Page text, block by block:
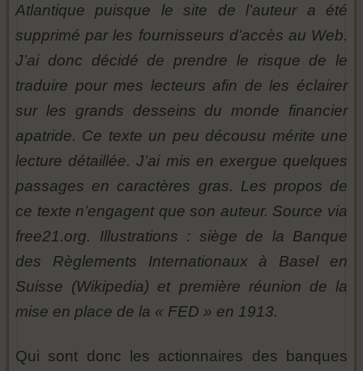
Atlantique puisque le site de l’auteur a été
supprimé par les fournisseurs d’accès au Web.
J’ai donc décidé de prendre le risque de le
traduire pour mes lecteurs afin de les éclairer
sur les grands desseins du monde financier
apatride. Ce texte un peu décousu mérite une
lecture détaillée. J’ai mis en exergue quelques
passages en caractères gras. Les propos de
ce texte n’engagent que son auteur. Source via
free21.org. Illustrations : siège de la Banque
des Règlements Internationaux à Basel en
Suisse (Wikipedia) et première réunion de la
mise en place de la « FED » en 1913.
Qui sont donc les actionnaires des banques